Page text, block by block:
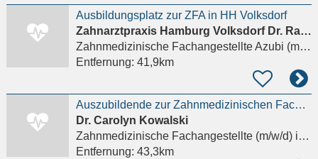
Ausbildungsplatz zur ZFA in HH Volksdorf
Zahnarztpraxis Hamburg Volksdorf Dr. Rana Kaweh
Zahnmedizinische Fachangestellte Azubi (m/w/d)
Entfernung: 41,9km
Auszubildende zur Zahnmedizinischen Fachangestellten (m/w/d)
Dr. Carolyn Kowalski
Zahnmedizinische Fachangestellte (m/w/d)in Reinbek, Neuschönningstedt
Entfernung: 43,3km